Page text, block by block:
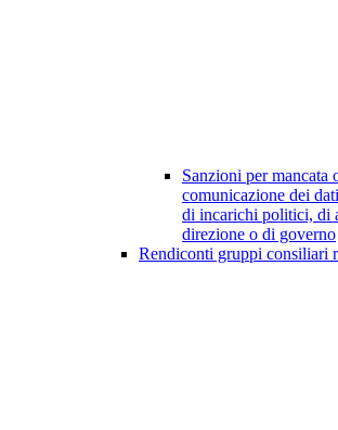
Sanzioni per mancata
comunicazione dei
di incarichi politici, di
direzione o di governo
Rendiconti gruppi consiliari